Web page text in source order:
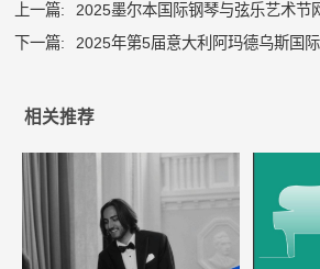
上一篇:
2025墨尔本国际钢琴与弦乐艺术节
下一篇:
2025年第5届意大利阿玛德乌斯国
相关推荐